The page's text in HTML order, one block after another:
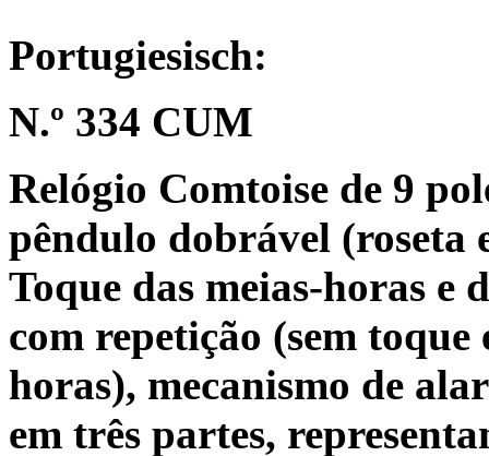
Portugiesisch:
N.º 334 CUM
Relógio Comtoise de 9
pêndulo dobrável (roseta
Toque das meias-horas e
com repetição (sem
horas), mecanismo de
em três partes,